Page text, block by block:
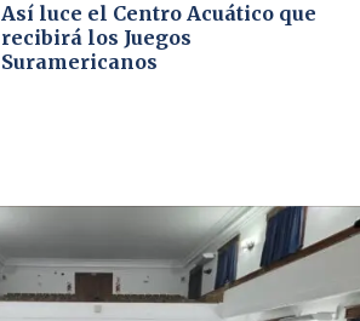
Así luce el Centro Acuático que
recibirá los Juegos
Suramericanos